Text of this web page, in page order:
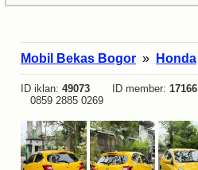
Mobil Bekas Bogor » Honda
ID iklan: 49073 ID member: 17166
0859 2885 0269